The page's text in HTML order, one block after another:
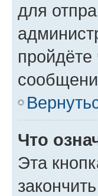
для
Что
Эта